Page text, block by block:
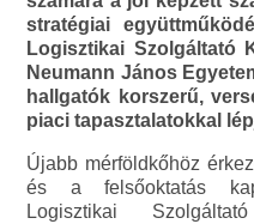
stratégiai
Logisztikai Szolgáltató
Neumann János
hallgatók korszerű,
piaci tapasztalatokkal
Újabb mérföldkőhöz
és a felsőoktatás
Logisztikai